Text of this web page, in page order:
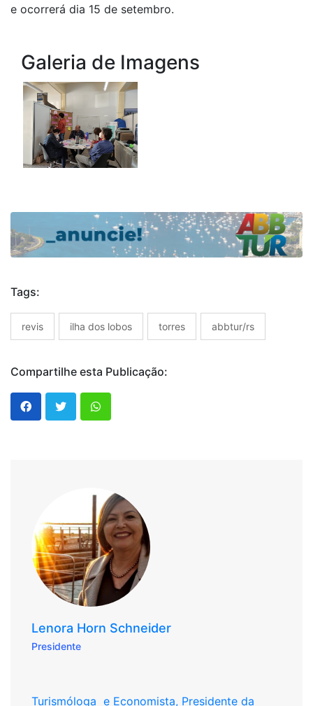
e ocorrerá dia 15 de setembro.
Galeria de Imagens
Tags:
revis ilha dos lobos torres abbtur/rs
Compartilhe esta Publicação:
Lenora Horn Schneider
Presidente
Turismóloga e Economista, Presidente da